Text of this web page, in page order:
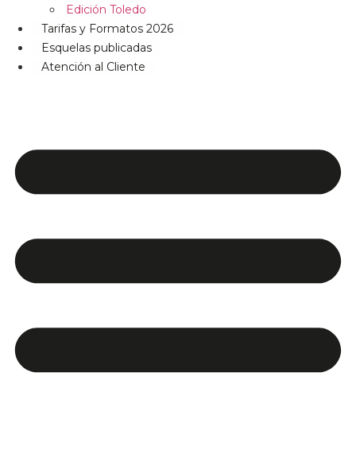
Edición Toledo
Tarifas y Formatos 2026
Esquelas publicadas
Atención al Cliente